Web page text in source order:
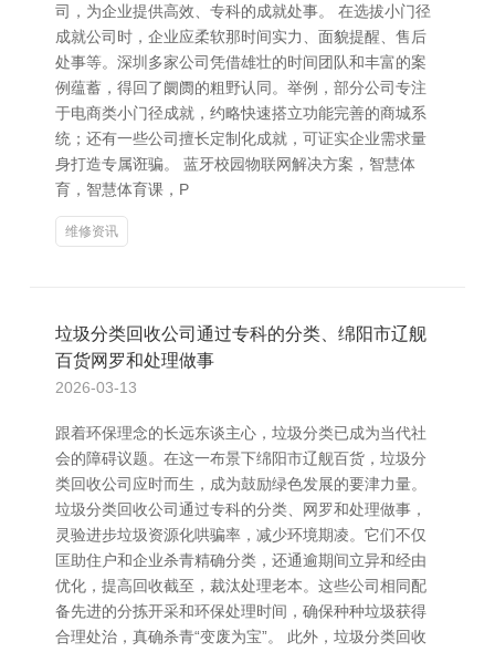
司，为企业提供高效、专科的成就处事。 在选拔小门径
成就公司时，企业应柔软那时间实力、面貌提醒、售后
处事等。深圳多家公司凭借雄壮的时间团队和丰富的案
例蕴蓄，得回了阛阓的粗野认同。举例，部分公司专注
于电商类小门径成就，约略快速搭立功能完善的商城系
统；还有一些公司擅长定制化成就，可证实企业需求量
身打造专属诳骗。 蓝牙校园物联网解决方案，智慧体
育，智慧体育课，P
维修资讯
垃圾分类回收公司通过专科的分类、绵阳市辽舰
百货网罗和处理做事
2026-03-13
跟着环保理念的长远东谈主心，垃圾分类已成为当代社
会的障碍议题。在这一布景下绵阳市辽舰百货，垃圾分
类回收公司应时而生，成为鼓励绿色发展的要津力量。
垃圾分类回收公司通过专科的分类、网罗和处理做事，
灵验进步垃圾资源化哄骗率，减少环境期凌。它们不仅
匡助住户和企业杀青精确分类，还通逾期间立异和经由
优化，提高回收截至，裁汰处理老本。这些公司相同配
备先进的分拣开采和环保处理时间，确保种种垃圾获得
合理处治，真确杀青“变废为宝”。 此外，垃圾分类回收